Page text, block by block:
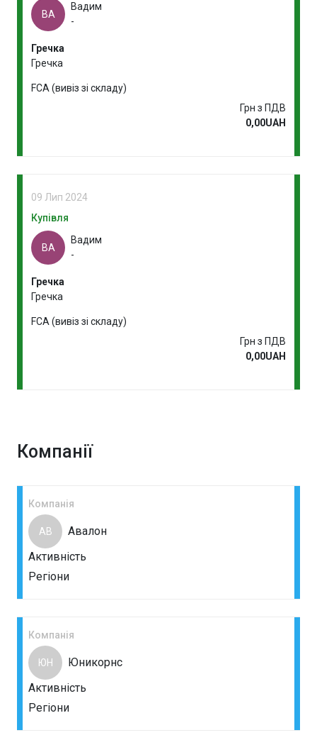
ВА
Вадим
-
Гречка
Гречка
FCA (вивіз зі складу)
Грн з ПДВ
0,00UAH
09 Лип 2024
Купівля
ВА
Вадим
-
Гречка
Гречка
FCA (вивіз зі складу)
Грн з ПДВ
0,00UAH
Компанії
Компанія
АВ
Авалон
Активність
Регіони
Компанія
ЮН
Юникорнс
Активність
Регіони